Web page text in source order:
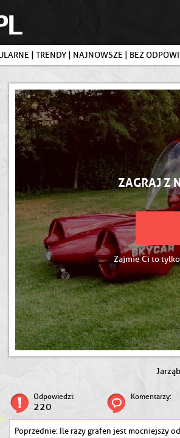
| TRENDY | NAJNOWSZE | BEZ
ZAGRAJ Z
Zajmie Ci to
Odpowiedzi:
220
Komentarzy:
Ile razy grafen jest mocniejszy od